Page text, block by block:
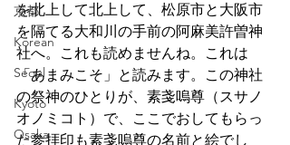
京都
Korean
Seoul
Kyoto
Osaka
を北上して北上して、松原市と大阪市
を隔てる大和川の手前の阿麻美許曽神
社へ。これも読めませんね。これは
「あまみこそ」と読みます。この神社
の祭神のひとりが、素戔嗚尊（スサノ
オノミコト）で、ここでおしてもらっ
た参拝印も素戔嗚尊の名前と絵でし